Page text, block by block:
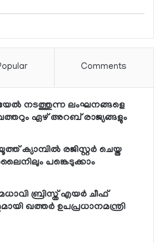
Comments
നടത്തുന്ന ലംഘനങ്ങളെ
ഏഴ് അറബ് രാജ്യങ്ങളും
ക്യാമ്പില്‍ രജിസ്റ്റര്‍ ചെയ്ത
പങ്കെടുക്കാം
ബ്രിസ്ത് എയര്‍ ചീഫ്
ഖത്തര്‍ ഉപപ്രധാനമന്ത്രി